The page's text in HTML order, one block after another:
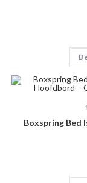
Boxspring Bed